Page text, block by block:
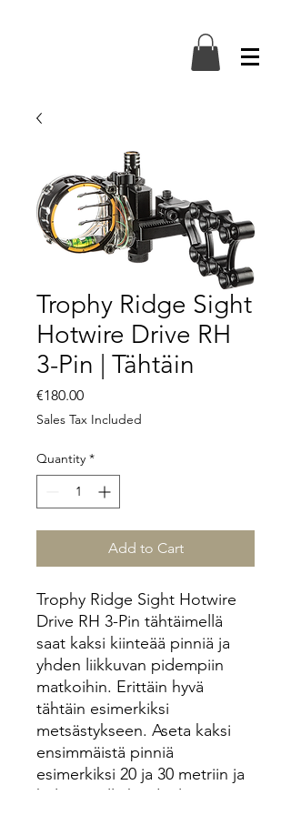
Trophy Ridge Sight
Hotwire Drive RH
3-Pin | Tähtäin
€180.00Price
Sales Tax Included
Quantity *
Add to Cart
Trophy Ridge Sight Hotwire
Drive RH 3-Pin tähtäimellä
saat kaksi kiinteää pinniä ja
yhden liikkuvan pidempiin
matkoihin. Erittäin hyvä
tähtäin esimerkiksi
metsästykseen. Aseta kaksi
ensimmäistä pinniä
esimerkiksi 20 ja 30 metriin ja
kolmannella hoidat loput